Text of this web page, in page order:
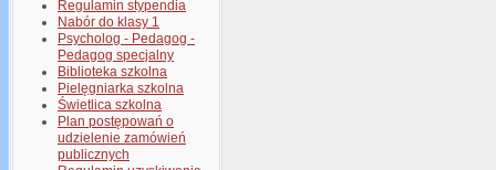
Regulamin stypendia
Nabór do klasy 1
Psycholog - Pedagog -
Pedagog specjalny
Biblioteka szkolna
Pielęgniarka szkolna
Świetlica szkolna
Plan postępowań o
udzielenie zamówień
publicznych